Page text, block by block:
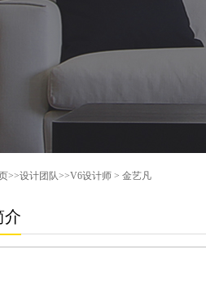
>>设计团队>>V6设计师 > 金艺凡
介